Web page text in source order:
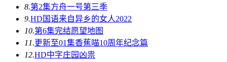
8.第2集方舟一号第三季
9.HD国语来自异乡的女人2022
10.第6集完结愿望地图
11.更新至01集香蕉喵10周年纪念篇
12.HD中字庄园凶祟